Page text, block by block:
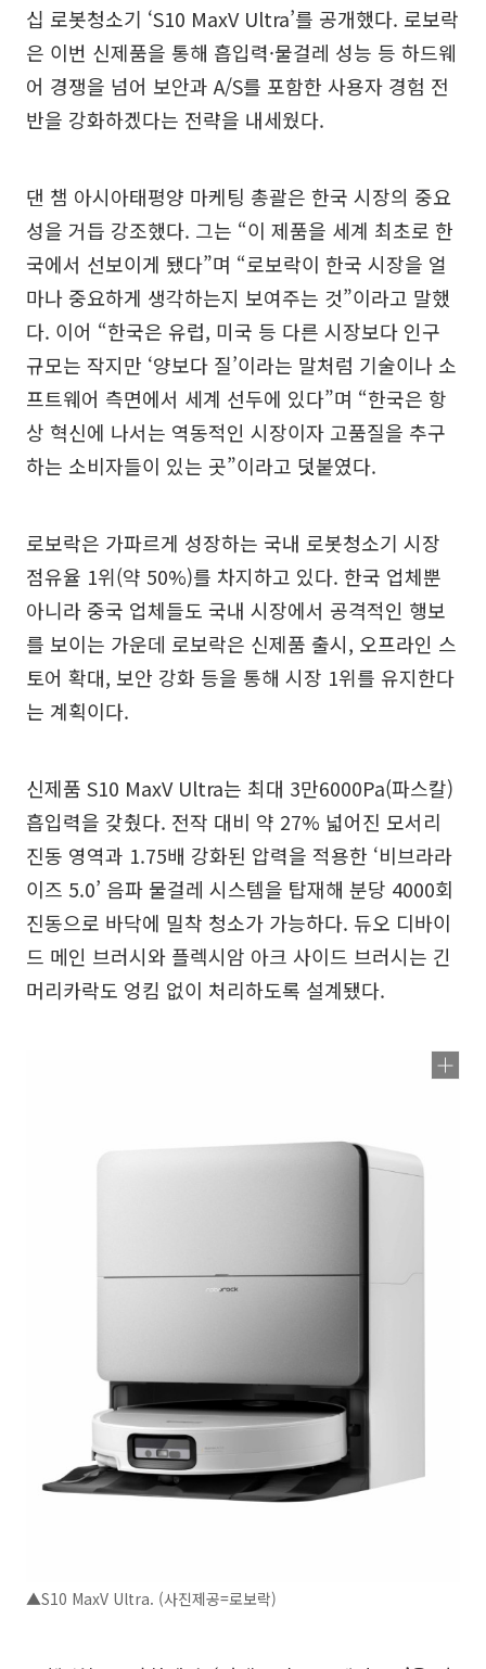
십 로봇청소기 ‘S10 MaxV Ultra’를 공개했다. 로보락
은 이번 신제품을 통해 흡입력·물걸레 성능 등 하드웨
어 경쟁을 넘어 보안과 A/S를 포함한 사용자 경험 전
반을 강화하겠다는 전략을 내세웠다.
댄 챔 아시아태평양 마케팅 총괄은 한국 시장의 중요
성을 거듭 강조했다. 그는 “이 제품을 세계 최초로 한
국에서 선보이게 됐다”며 “로보락이 한국 시장을 얼
마나 중요하게 생각하는지 보여주는 것”이라고 말했
다. 이어 “한국은 유럽, 미국 등 다른 시장보다 인구
규모는 작지만 ‘양보다 질’이라는 말처럼 기술이나 소
프트웨어 측면에서 세계 선두에 있다”며 “한국은 항
상 혁신에 나서는 역동적인 시장이자 고품질을 추구
하는 소비자들이 있는 곳”이라고 덧붙였다.
로보락은 가파르게 성장하는 국내 로봇청소기 시장
점유율 1위(약 50%)를 차지하고 있다. 한국 업체뿐
아니라 중국 업체들도 국내 시장에서 공격적인 행보
를 보이는 가운데 로보락은 신제품 출시, 오프라인 스
토어 확대, 보안 강화 등을 통해 시장 1위를 유지한다
는 계획이다.
신제품 S10 MaxV Ultra는 최대 3만6000Pa(파스칼)
흡입력을 갖췄다. 전작 대비 약 27% 넓어진 모서리
진동 영역과 1.75배 강화된 압력을 적용한 ‘비브라라
이즈 5.0’ 음파 물걸레 시스템을 탑재해 분당 4000회
진동으로 바닥에 밀착 청소가 가능하다. 듀오 디바이
드 메인 브러시와 플렉시암 아크 사이드 브러시는 긴
머리카락도 엉킴 없이 처리하도록 설계됐다.
▲S10 MaxV Ultra. (사진제공=로보락)